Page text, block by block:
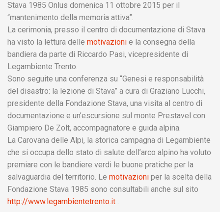
Stava 1985 Onlus domenica 11 ottobre 2015 per il
“mantenimento della memoria attiva”.
La cerimonia, presso il centro di documentazione di Stava
ha visto la lettura delle motivazioni e la consegna della
bandiera da parte di Riccardo Pasi, vicepresidente di
Legambiente Trento.
Sono seguite una conferenza su “Genesi e responsabilità
del disastro: la lezione di Stava” a cura di Graziano Lucchi,
presidente della Fondazione Stava, una visita al centro di
documentazione e un’escursione sul monte Prestavel con
Giampiero De Zolt, accompagnatore e guida alpina.
La Carovana delle Alpi, la storica campagna di Legambiente
che si occupa dello stato di salute dell’arco alpino ha voluto
premiare con le bandiere verdi le buone pratiche per la
salvaguardia del territorio. Le motivazioni per la scelta della
Fondazione Stava 1985 sono consultabili anche sul sito
http://www.legambientetrento.it .